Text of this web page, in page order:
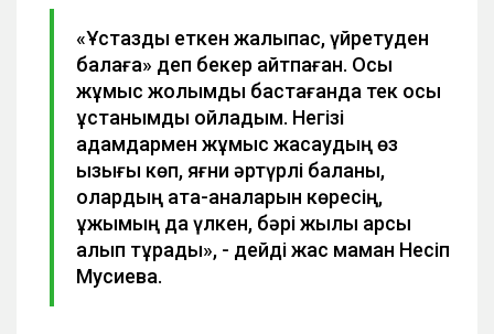
«Ұстаздық еткен жалықпас, үйретуден
балаға» деп бекер айтпаған. Осы
жұмыс жолымды бастағанда тек осы
ұстанымды ойладым. Негізі
адамдармен жұмыс жасаудың өз
қызығы көп, яғни әртүрлі баланы,
олардың ата-аналарын көресің,
ұжымың да үлкен, бәрі жылы қарсы
алып тұрады», - дейді жас маман Несіп
Мусиева.